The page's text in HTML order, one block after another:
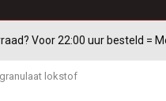
Voor 22:00 uur besteld =
granulaat lokstof